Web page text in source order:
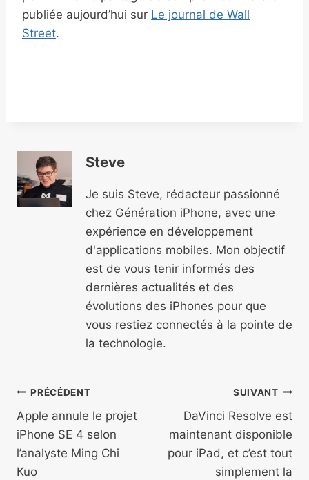
publiée aujourd’hui sur Le journal de Wall
Street.
Steve
Je suis Steve, rédacteur passionné
chez Génération iPhone, avec une
expérience en développement
d'applications mobiles. Mon objectif
est de vous tenir informés des
dernières actualités et des
évolutions des iPhones pour que
vous restiez connectés à la pointe de
la technologie.
Navigation
de
l’article
PRÉCÉDENT
Apple annule le projet
iPhone SE 4 selon
l’analyste Ming Chi
Kuo
SUIVANT
DaVinci Resolve est
maintenant disponible
pour iPad, et c’est tout
simplement la